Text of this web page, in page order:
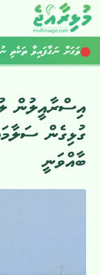
އިސްރާއީލުން
ގުޅިގެން
ބާއްވަނީ